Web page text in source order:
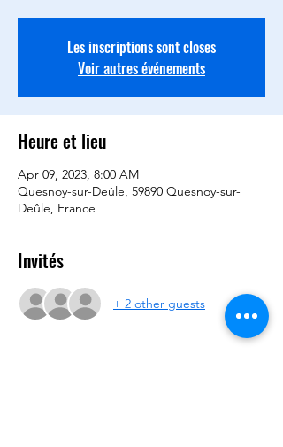
Les inscriptions sont closes
Voir autres événements
Heure et lieu
Apr 09, 2023, 8:00 AM
Quesnoy-sur-Deûle, 59890 Quesnoy-sur-
Deûle, France
Invités
+ 2 other guests